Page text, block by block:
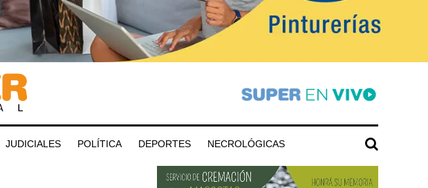
JUDICIALES POLÍTICA DEPORTES NECROLÓGICAS